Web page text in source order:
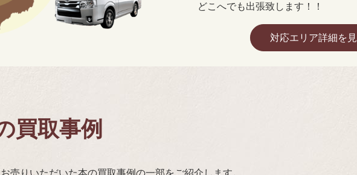
どこへでも出張致します！！
対応エリア詳細を
買取事例
売りいただいた本の買取事例の一部をご紹介します。